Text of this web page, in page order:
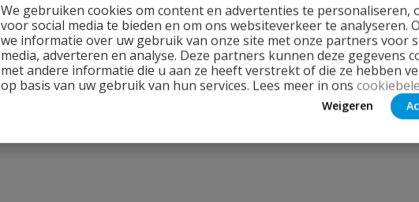
We gebruiken cookies om content en advertenties te personaliseren,
voor social media te bieden en om ons websiteverkeer te analyseren.
we informatie over uw gebruik van onze site met onze partners voor
media, adverteren en analyse. Deze partners kunnen deze gegevens
met andere informatie die u aan ze heeft verstrekt of die ze hebben
op basis van uw gebruik van hun services. Lees meer in ons
Weigeren